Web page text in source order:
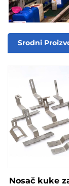
Srodni
Nosač kuke